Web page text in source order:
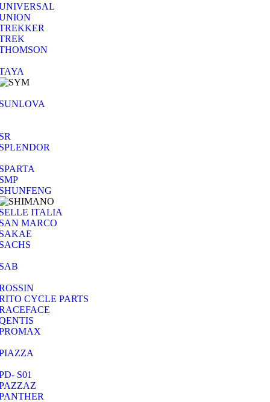
ITALIA
MARCO
CYCLE PARTS
S01